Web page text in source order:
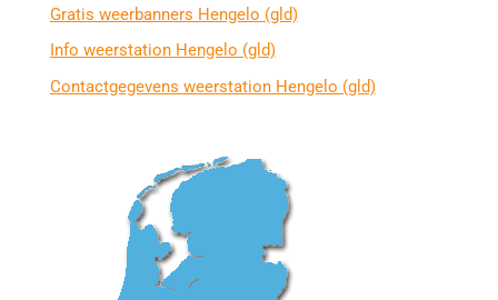
Gratis weerbanners Hengelo (gld)
Info weerstation Hengelo (gld)
Contactgegevens weerstation Hengelo (gld)